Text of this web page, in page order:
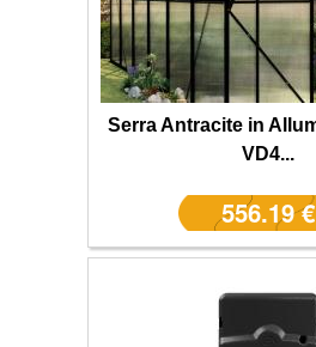
Serra Antracite in
VD4...
556.19 €